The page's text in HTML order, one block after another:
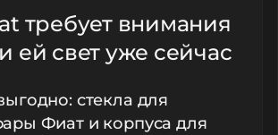
требует внимания
ей свет уже сейчас
стекла для
Фиат и корпуса для